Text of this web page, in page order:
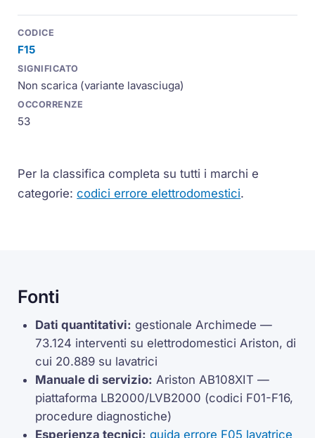
F15
Non scarica (variante lavasciuga)
53
Per la classifica completa su tutti i marchi e
categorie:codici errore elettrodomestici.
Fonti
Dati quantitativi: gestionale Archimede —
73.124 interventi su elettrodomestici Ariston, di
cui 20.889 su lavatrici
Manuale di servizio: Ariston AB108XIT —
piattaforma LB2000/LVB2000 (codici F01-F16,
procedure diagnostiche)
Esperienza tecnici: guida errore F05 lavatrice